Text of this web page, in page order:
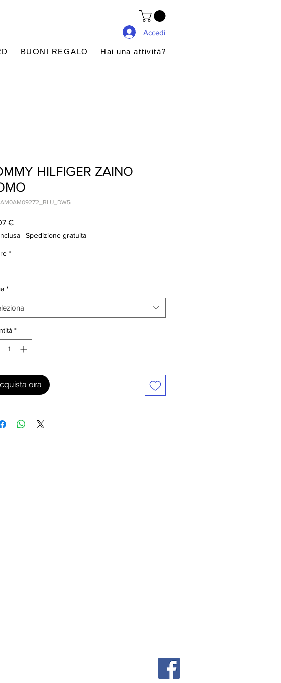
Accedi
BUONI REGALO Hai una attività?
HILFIGER ZAINO
AM0AM09272_BLU_DW5
€Prezzo
| Spedizione gratuita
*
*
*
ora